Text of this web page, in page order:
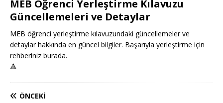
MEB Öğrenci Yerleştirme Kılavuzu
Güncellemeleri ve Detaylar
MEB öğrenci yerleştirme kılavuzundaki güncellemeler ve
detaylar hakkında en güncel bilgiler. Başarıyla yerleştirme için
rehberiniz burada.
🔺
ÖNCEKI